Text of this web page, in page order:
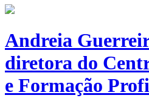
Andreia
diretora do
e Formação